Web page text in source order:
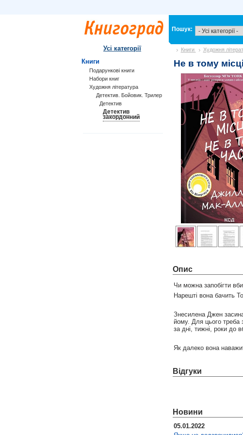
Пошук:
Книги Художня
Не в тому
Опис
Чи можна запобігти
Нарешті вона бачить
Знесилена Джен
йому. Для цього треба
за дні, тижні, роки до
Як далеко вона
Відгуки
Новини
05.01.2022
Усі категорії
Книги
Подарункові книги
Набори книг
Художня література
Детектив. Бойовик. Трилер
Детектив
Детектив
закордонний